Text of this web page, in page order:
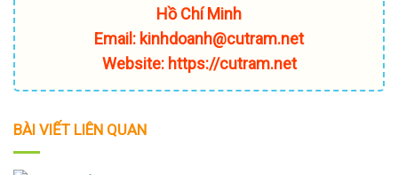
Hồ Chí Minh
Email: kinhdoanh@cutram.net
Website: https://cutram.net
BÀI VIẾT LIÊN QUAN